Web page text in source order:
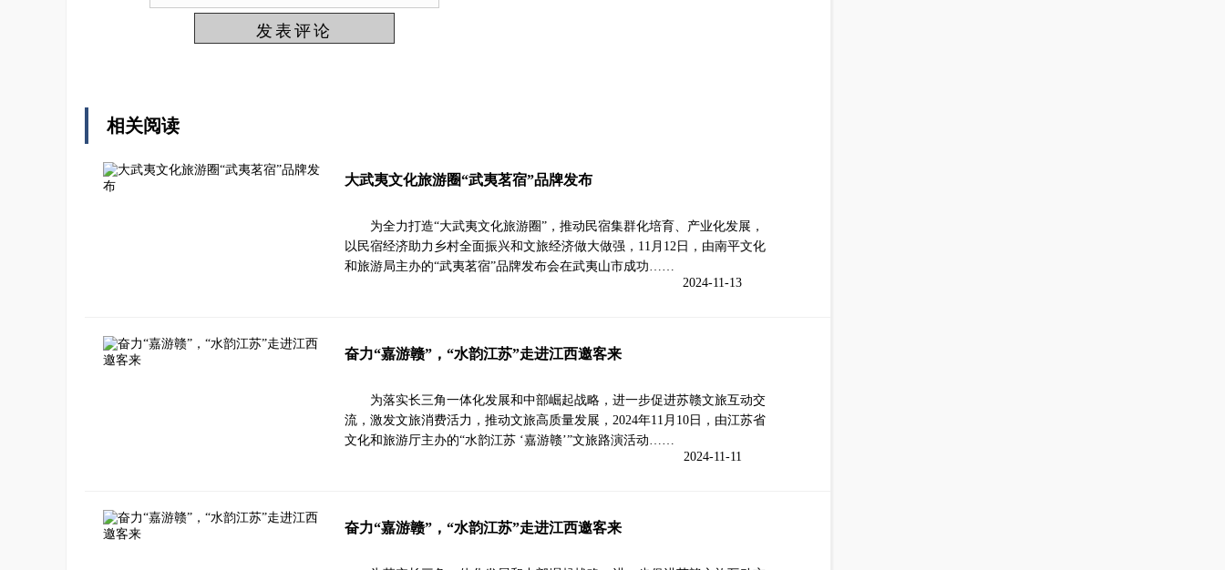
相关阅读
大武夷文化旅游圈“武夷茗宿”品牌发布
为全力打造“大武夷文化旅游圈”，推动民宿集群化培育、产业化发展，
以民宿经济助力乡村全面振兴和文旅经济做大做强，11月12日，由南平文化
和旅游局主办的“武夷茗宿”品牌发布会在武夷山市成功……
2024-11-13
奋力“嘉游赣”，“水韵江苏”走进江西邀客来
为落实长三角一体化发展和中部崛起战略，进一步促进苏赣文旅互动交
流，激发文旅消费活力，推动文旅高质量发展，2024年11月10日，由江苏省
文化和旅游厅主办的“水韵江苏 ‘嘉游赣’”文旅路演活动……
2024-11-11
奋力“嘉游赣”，“水韵江苏”走进江西邀客来